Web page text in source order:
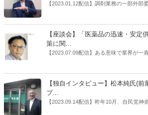
【2023.01.12配信】調剤業務の一部外部
界への規制改革の波。この規制改革の波
はないだろうか。本紙ではこうした問題
師の業務及び薬局の機能に関するワーキ
ても出席していたイイジマ薬局（長野県
【座談会】「医薬品の迅速・安定
策に関...
【2023.07.09配信】ある意味で業界が一
厚労省「医薬品の迅速・安定供給実現に
書がとりまとめられた。ドラビズon-line
厚労省医政局医薬産業振興・医療情報企
情報企画課セルフケア・セルフメディケ
公一氏や青山学院大学名誉教授の三村優
【独自インタビュー】松本純氏(前
プ...
【2023.09.14配信】昨年10月、自民党神
員を「自民党神奈川1区」（横浜市中区